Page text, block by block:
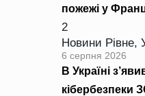
пожежі у
2
Новини Рівне,
6 серпня 2026
В Україні
кібербезпеки